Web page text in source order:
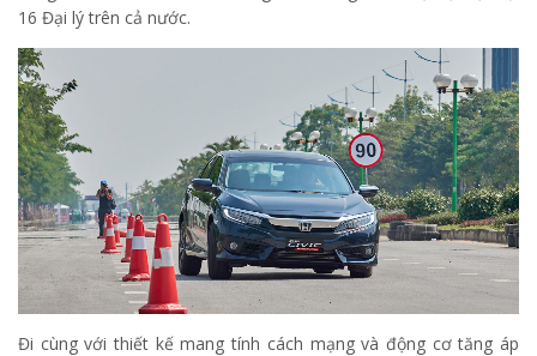
16 Đại lý trên cả nước.
Đi cùng với thiết kế mang tính cách mạng và động cơ tăng áp